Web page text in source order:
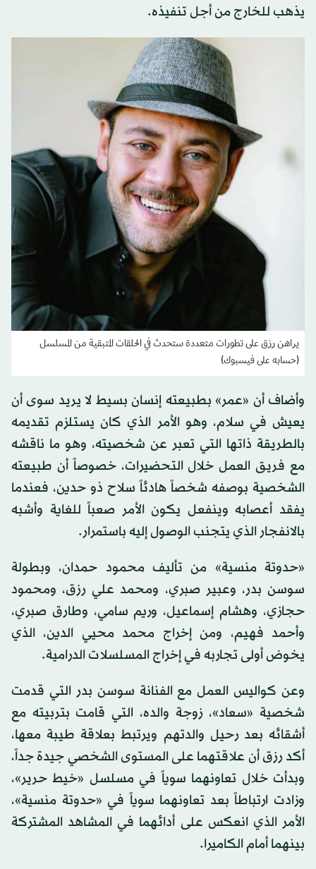
يذهب للخارج من أجل تنفيذه.
يراهن رزق على تطورات متعددة ستحدث في الحلقات المتبقية من المسلسل
(حسابه على فيسبوك)
وأضاف أن «عمر» بطبيعته إنسان بسيط لا يريد سوى أن
يعيش في سلام، وهو الأمر الذي كان يستلزم تقديمه
بالطريقة ذاتها التي تعبر عن شخصيته، وهو ما ناقشه
مع فريق العمل خلال التحضيرات، خصوصاً أن طبيعته
الشخصية بوصفه شخصاً هادئاً سلاح ذو حدين، فعندما
يفقد أعصابه وينفعل يكون الأمر صعباً للغاية وأشبه
بالانفجار الذي يتجنب الوصول إليه باستمرار.
«حدوتة منسية» من تأليف محمود حمدان، وبطولة
سوسن بدر، وعبير صبري، ومحمد علي رزق، ومحمود
حجازي، وهشام إسماعيل، وريم سامي، وطارق صبري،
وأحمد فهيم، ومن إخراج محمد محيي الدين، الذي
يخوض أولى تجاربه في إخراج المسلسلات الدرامية.
وعن كواليس العمل مع الفنانة سوسن بدر التي قدمت
شخصية «سعاد»، زوجة والده، التي قامت بتربيته مع
أشقائه بعد رحيل والدتهم ويرتبط بعلاقة طيبة معها،
أكد رزق أن علاقتهما على المستوى الشخصي جيدة جداً،
وبدأت خلال تعاونهما سوياً في مسلسل «خيط حرير»،
وزادت ارتباطاً بعد تعاونهما سوياً في «حدوتة منسية»،
الأمر الذي انعكس على أدائهما في المشاهد المشتركة
بينهما أمام الكاميرا.